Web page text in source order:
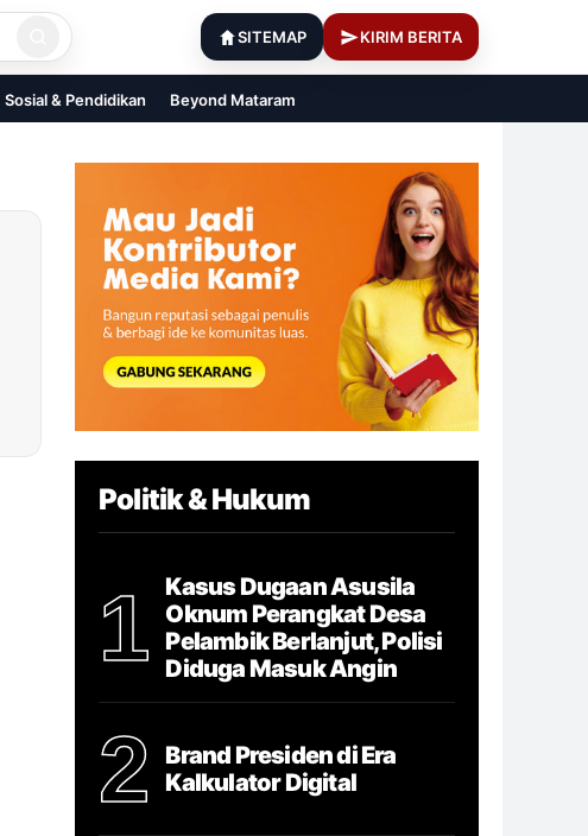
SITEMAP KIRIM BERITA
Sosial & Pendidikan Beyond Mataram
Politik & Hukum
1
Kasus Dugaan Asusila
Oknum Perangkat Desa
Pelambik Berlanjut, Polisi
Diduga Masuk Angin
2
Brand Presiden di Era
Kalkulator Digital